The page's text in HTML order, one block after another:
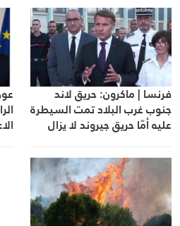
فرنسا | ماكرون: حريق لاند
جنوب غرب البلاد تمت السيطرة
عليه أمّا حريق جيروند لا يزال
للغاية